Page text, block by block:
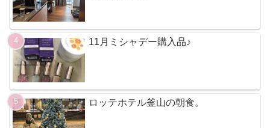
11月ミシャデー購入品♪
ロッテホテル釜山の朝食。